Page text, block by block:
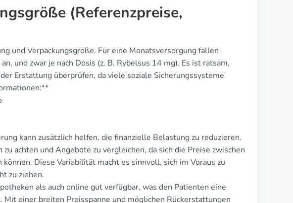
(Referenzpreise,
und Verpackungsgröße. Für eine Monatsversorgung fallen
und zwar je nach Dosis (z. B. Rybelsus 14 mg). Es ist ratsam,
Erstattung überprüfen, da viele soziale Sicherungssysteme
kann zusätzlich helfen, die finanzielle Belastung zu reduzieren.
achten und Angebote zu vergleichen, da sich die Preise zwischen
Diese Variabilität macht es sinnvoll, sich im Voraus zu
zu ziehen.
als auch online gut verfügbar, was den Patienten eine
einer breiten Preisspanne und möglichen Rückerstattungen